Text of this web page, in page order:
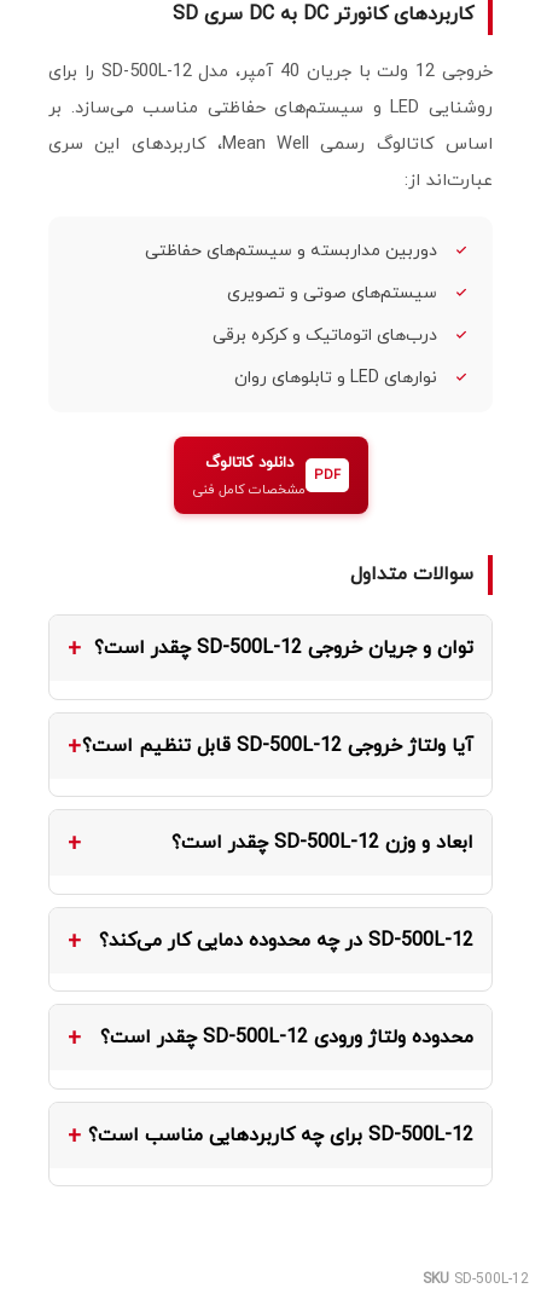
کاربردهای کانورتر DC به DC سری SD
خروجی 12 ولت با جریان 40 آمپر، مدل SD-500L-12 را برای
روشنایی LED و سیستم‌های حفاظتی مناسب می‌سازد. بر
اساس کاتالوگ رسمی Mean Well، کاربردهای این سری
عبارت‌اند از:
دوربین مداربسته و سیستم‌های حفاظتی
سیستم‌های صوتی و تصویری
درب‌های اتوماتیک و کرکره برقی
نوارهای LED و تابلوهای روان
PDF
دانلود کاتالوگ
مشخصات کامل فنی
سوالات متداول
توان و جریان خروجی SD-500L-12 چقدر است؟
مدل SD-500L-12 توان 480W را با ولتاژ خروجی 12
آیا ولتاژ خروجی SD-500L-12 قابل تنظیم است؟
بله، ولتاژ خروجی از طریق پتانسیومتر روی دستگاه در
ابعاد و وزن SD-500L-12 چقدر است؟
ابعاد این محصول 215×115×50 میلی‌متر و وزن آن
SD-500L-12 در چه محدوده دمایی کار می‌کند؟
دمای کارکرد این مدل -20 ~ +60 درجه سانتی‌گراد
محدوده ولتاژ ورودی SD-500L-12 چقدر است؟
این مبدل با ورودی DC در محدوده 19 ~ 72 ولت DC
SD-500L-12 برای چه کاربردهایی مناسب است؟
SKUSD-500L-12